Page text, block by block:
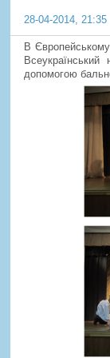
28-04-2014, 21:35
В Європейському
допомогою